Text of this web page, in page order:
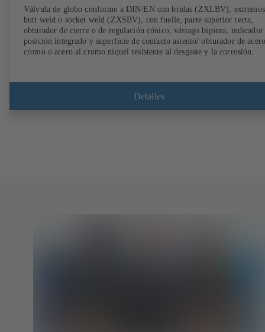
Válvula de globo conforme a DIN/EN con bridas (ZXLBV), extremos
butt weld o socket weld (ZXSBV), con fuelle, parte superior recta,
obturador de cierre o de regulación cónico, vástago bipieza, indicador
posición integrado y superficie de contacto asiento/ obturador de
cromo o acero al cromo níquel resistente al desgaste y la corrosión.
Detalles